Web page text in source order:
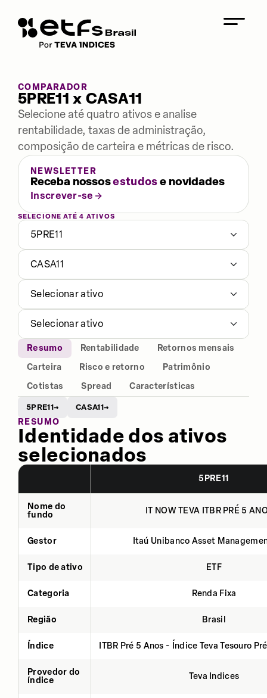
COMPARADOR
5PRE11 x CASA11
Selecione até quatro ativos e analise
rentabilidade, taxas de administração,
composição de carteira e métricas de risco.
NEWSLETTER
Receba nossosestudose novidades
Inscrever-se
SELECIONE ATÉ 4 ATIVOS
5PRE11
CASA11
Selecionar ativo
Selecionar ativo
Resumo Rentabilidade
Retornos mensais
Carteira
Risco e retorno
Patrimônio
Cotistas
Spread Características
5PRE11→ CASA11→
RESUMO
Identidade dos ativos
selecionados
5PRE11
Nome do
fundo
IT NOW TEVA ITBR PRÉ 5
Gestor Itaú Unibanco Asset
Tipo de ativo ETF
Categoria Renda Fixa
Região Brasil
Índice ITBR Pré 5 Anos - Índice Teva Tesouro
Provedor do
índice
Teva Indices